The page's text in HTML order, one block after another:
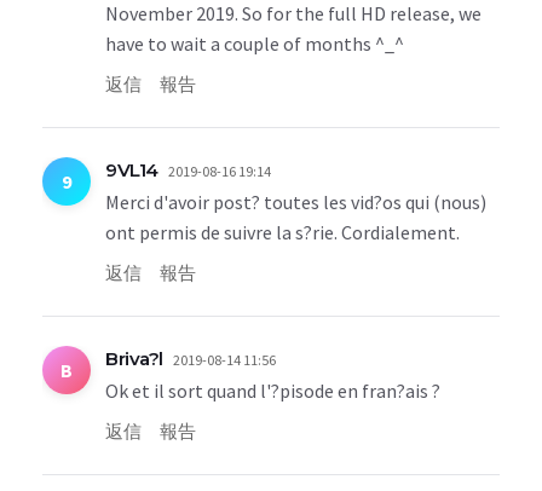
November 2019. So for the full HD release, we
have to wait a couple of months ^_^
返信 報告
9 9VL14 2019-08-16 19:14
Merci d'avoir post? toutes les vid?os qui (nous)
ont permis de suivre la s?rie. Cordialement.
返信 報告
B Briva?l 2019-08-14 11:56
Ok et il sort quand l'?pisode en fran?ais ?
返信 報告